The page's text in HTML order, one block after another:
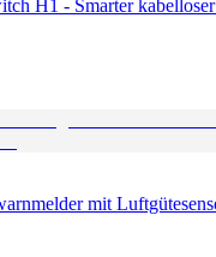
H1 - Smarter
mit